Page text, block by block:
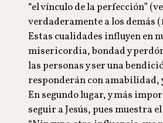
“el vínculo de la perfección”
verdaderamente a los demás
Estas cualidades influyen en
misericordia, bondad y
las personas y ser una
responderán con amabilidad,
En segundo lugar, y más
seguir a Jesús, pues muestra